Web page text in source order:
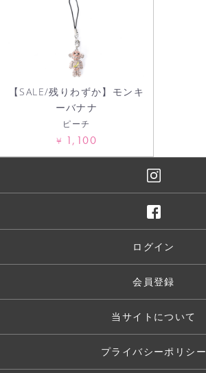
【SALE/残りわずか】モンキ
ーバナナ
ピーチ
¥ 1,100
ログイン
会員登録
当サイトについて
プライバシーポリシー